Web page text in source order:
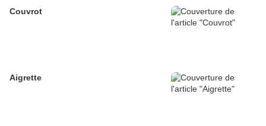
Couvrot
Aigrette